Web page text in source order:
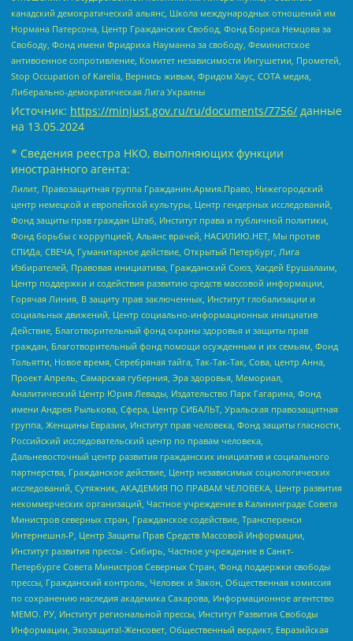
канадский демократический альянс, Школа международных отношений им
Нормана Патерсона, Центр Гражданских Свобод, Фонд Бориса Немцова за
Свободу, Фонд имени Фридриха Науманна за свободу, Феминистское
антивоенное сопротивление, Комитет независимости Ингушетии, Прометей,
Stop Occupation of Karelia, Вернись живым, Фридом Хаус, СОТА медиа,
Либерально-демократическая Лига Украины
Источник: https://minjust.gov.ru/ru/documents/7756/ данные
на 13.05.2024
* Сведения реестра НКО, выполняющих функции
иностранного агента:
Лилит, Правозащитная группа Гражданин.Армия.Право, Нижегородский
центр немецкой и европейской культуры, Центр гендерных исследований,
Фонд защиты прав граждан Штаб, Институт права и публичной политики,
Фонд борьбы с коррупцией, Альянс врачей, НАСИЛИЮ.НЕТ, Мы против
СПИДа, СВЕЧА, Гуманитарное действие, Открытый Петербург, Лига
Избирателей, Правовая инициатива, Гражданский Союз, Хасдей Ерушалаим,
Центр поддержки и содействия развитию средств массовой информации,
Горячая Линия, В защиту прав заключенных, Институт глобализации и
социальных движений, Центр социально-информационных инициатив
Действие, Благотворительный фонд охраны здоровья и защиты прав
граждан, Благотворительный фонд помощи осужденным и их семьям, Фонд
Тольятти, Новое время, Серебряная тайга, Так-Так-Так, Сова, центр Анна,
Проект Апрель, Самарская губерния, Эра здоровья, Мемориал,
Аналитический Центр Юрия Левады, Издательство Парк Гагарина, Фонд
имени Андрея Рылькова, Сфера, Центр СИБАЛЬТ, Уральская правозащитная
группа, Женщины Евразии, Институт прав человека, Фонд защиты гласности,
Российский исследовательский центр по правам человека,
Дальневосточный центр развития гражданских инициатив и социального
партнерства, Гражданское действие, Центр независимых социологических
исследований, Сутяжник, АКАДЕМИЯ ПО ПРАВАМ ЧЕЛОВЕКА, Центр развития
некоммерческих организаций, Частное учреждение в Калининграде Совета
Министров северных стран, Гражданское содействие, Трансперенси
Интернешнл-Р, Центр Защиты Прав Средств Массовой Информации,
Институт развития прессы - Сибирь, Частное учреждение в Санкт-
Петербурге Совета Министров Северных Стран, Фонд поддержки свободы
прессы, Гражданский контроль, Человек и Закон, Общественная комиссия
по сохранению наследия академика Сахарова, Информационное агентство
МЕМО. РУ, Институт региональной прессы, Институт Развития Свободы
Информации, Экозащита!-Женсовет, Общественный вердикт, Евразийская